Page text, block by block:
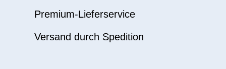
Premium-Lieferservice
Versand durch Spedition